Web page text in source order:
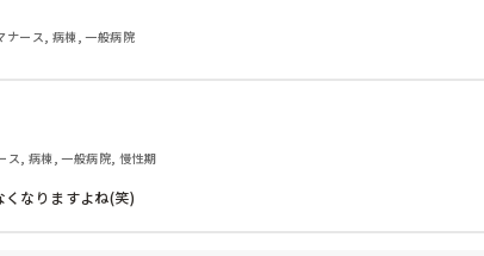
ナース, 病棟, 一般病院
ス, 病棟, 一般病院, 慢性期
なりますよね(笑)